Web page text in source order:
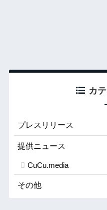
カ
プレスリリース
提供ニュース
CuCu.media
その他